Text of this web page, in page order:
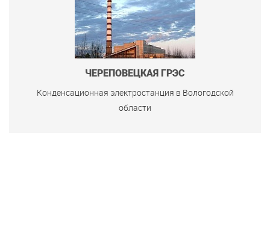
ЧЕРЕПОВЕЦКАЯ ГРЭС
Конденсационная электростанция в Вологодской
области